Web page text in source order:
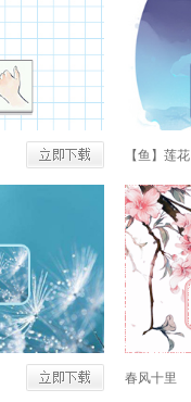
【鱼】莲花
春风十里